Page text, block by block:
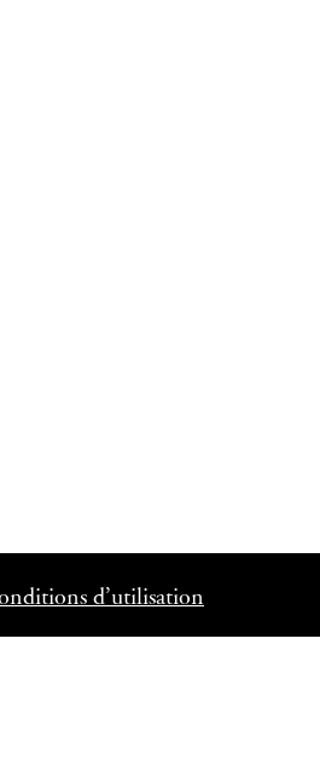
d’utilisation